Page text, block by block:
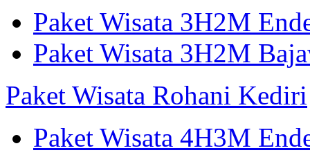
Paket Wisata 3H2M
Paket Wisata 3H2M
Paket Wisata Rohani Kediri
Paket Wisata 4H3M